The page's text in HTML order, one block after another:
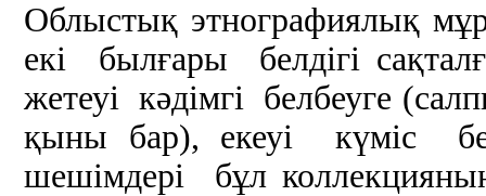
Облыстық этнографиялық
екі былғары белдігі
жетеуі кәдімгі белбеуге
қыны бар), екеуі күміс
шешімдері бұл